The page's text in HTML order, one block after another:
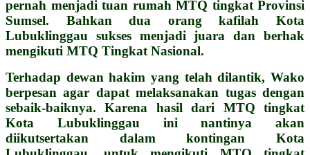
pernah menjadi tuan rumah MTQ tingkat Provinsi
Sumsel. Bahkan dua orang kafilah Kota
Lubuklinggau sukses menjadi juara dan berhak
mengikuti MTQ Tingkat Nasional.
Terhadap dewan hakim yang telah dilantik, Wako
berpesan agar dapat melaksanakan tugas dengan
sebaik-baiknya. Karena hasil dari MTQ tingkat
Kota Lubuklinggau ini nantinya akan
diikutsertakan dalam kontingan Kota